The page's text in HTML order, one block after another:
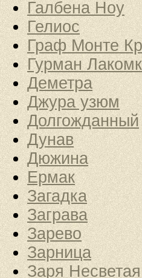
Галбена Ноу
Гелиос
Граф Монте
Гурман
Деметра
Джура узюм
Долгожданный
Дунав
Дюжина
Ермак
Загадка
Заграва
Зарево
Зарница
Заря Несветая